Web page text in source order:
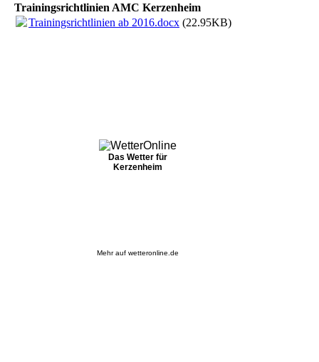
Trainingsrichtlinien AMC Kerzenheim
Trainingsrichtlinien ab 2016.docx (22.95KB)